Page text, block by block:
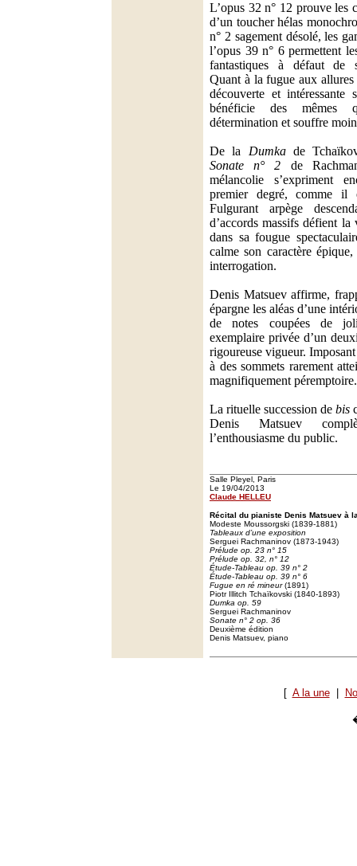
L’opus 32 n° 12 prouve les
d’un toucher hélas
n° 2 sagement désolé, les
l’opus 39 n° 6 permettent
fantastiques à défaut de
Quant à la fugue aux allures
découverte et
bénéficie des mêmes
détermination et souffre
De la Dumkade
Sonate n° 2 de
mélancolie s’expriment
premier degré, comme
Fulgurant arpège
d’accords massifs défient
dans sa fougue
calme son caractère
interrogation.
Denis Matsuev affirme,
épargne les aléas d’une
de notes coupées de
exemplaire privée d’un
rigoureuse vigueur.
à des sommets rarement
magnifiquement péremptoire.
La rituelle succession de bis
Denis Matsuev
l’enthousiasme du public.
Salle Pleyel, Paris
Le 19/04/2013
Claude HELLEU
Récital du pianiste Denis Matsuev à
Modeste Moussorgski (1839-1881)
Tableaux d’une exposition
Serguei Rachmaninov (1873-1943)
Prélude op. 23 n° 15
Prélude op. 32, n° 12
Étude-Tableau op. 39 n° 2
Étude-Tableau op. 39 n° 6
Fugue en ré mineur(1891)
Piotr Illitch Tchaïkovski (1840-1893)
Dumka op. 59
Serguei Rachmaninov
Sonate n° 2 op. 36
Deuxième édition
Denis Matsuev, piano
[ A la une|